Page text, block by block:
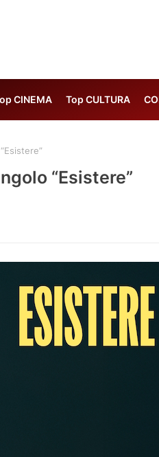
CINEMA Top CULTURA
“Esistere”